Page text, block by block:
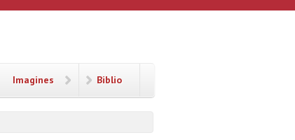
Imagines Biblio